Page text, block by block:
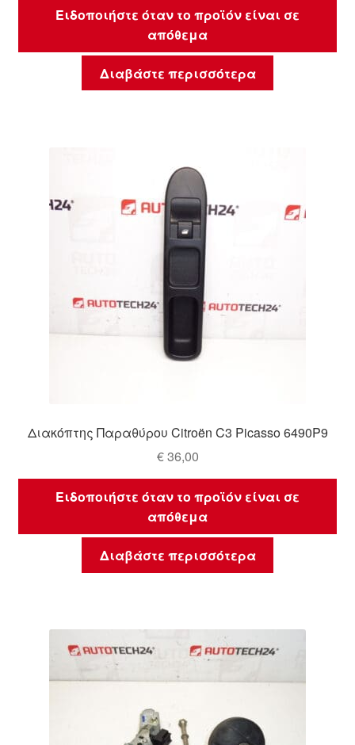
Ειδοποιήστε όταν το προϊόν είναι σε
απόθεμα
Διαβάστε περισσότερα
Διακόπτης Παραθύρου Citroën C3 Picasso 6490P9
€36,00
Ειδοποιήστε όταν το προϊόν είναι σε
απόθεμα
Διαβάστε περισσότερα